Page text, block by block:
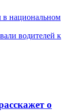
в национальном
водителей к
о